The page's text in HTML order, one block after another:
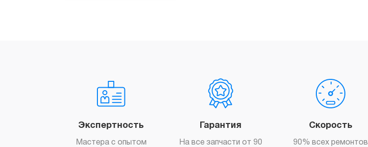
Экспертность
Мастера с опытом
Гарантия
На все запчасти от 90
Скорость
90% всех ремонтов